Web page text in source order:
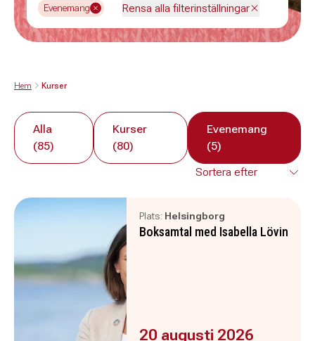
Evenemang Rensa alla filterinställningar
Hem Kurser
Alla
(85)
Kurser
(80)
Evenemang
(5)
Plats: Helsingborg
Boksamtal med Isabella Lövin
Evenemanget är :
20 augusti 2026